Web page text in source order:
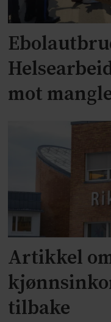
mot
Artikkel
tilbake